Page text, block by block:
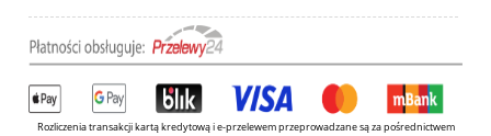
Rozliczenia transakcji kartą kredytową i e-przelewem przeprowadzane są za pośrednictwem